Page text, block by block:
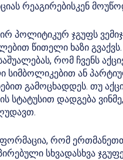
რეაგირებისკენ
პოლიტიკურ ჯგუფს
წითელი ხაზი გვაქვს.
რომ ჩვენს
სიმბოლიკებით ან
გამოცხადდეს. თუ
სტატუსით დადგება
.
რომ
სხვადასხვა